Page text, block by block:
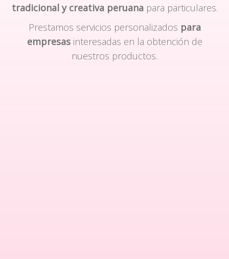
tradicional y creativa peruanapara particulares.
Prestamos servicios personalizados para
empresasinteresadas en la obtención de
nuestros productos.